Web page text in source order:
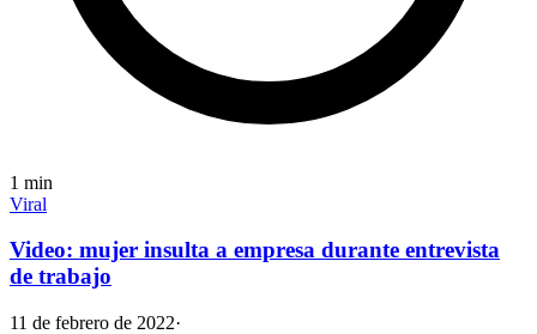
1 min
Viral
Video: mujer insulta a empresa durante entrevista
de trabajo
11 de febrero de 2022·